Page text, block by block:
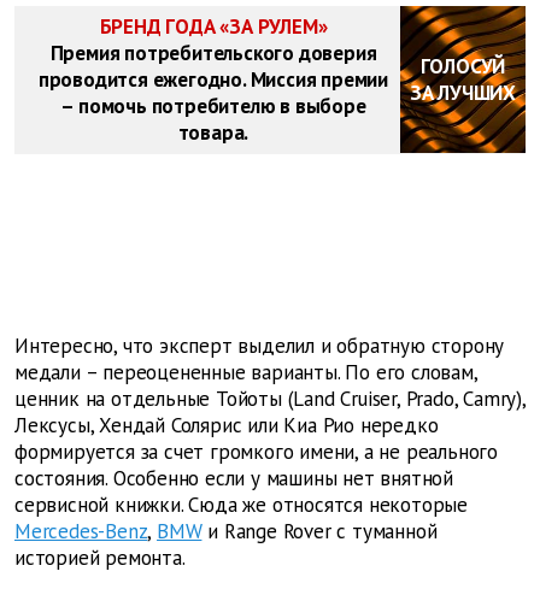
БРЕНД ГОДА «ЗА РУЛЕМ»
Премия потребительского доверия
проводится ежегодно. Миссия премии
– помочь потребителю в выборе
товара.
ГОЛОСУЙ
ЗА ЛУЧШИХ
Интересно, что эксперт выделил и обратную сторону
медали – переоцененные варианты. По его словам,
ценник на отдельные Тойоты (Land Cruiser, Prado, Camry),
Лексусы, Хендай Солярис или Киа Рио нередко
формируется за счет громкого имени, а не реального
состояния. Особенно если у машины нет внятной
сервисной книжки. Сюда же относятся некоторые
Mercedes-Benz, BMWи Range Rover с туманной
историей ремонта.